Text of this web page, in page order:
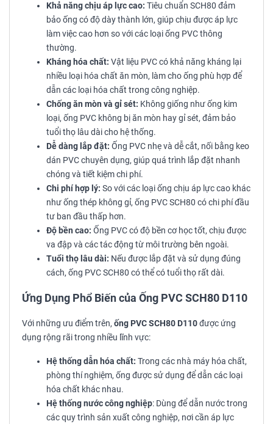
Khả năng chịu áp lực cao: Tiêu chuẩn SCH80 đảm
bảo ống có độ dày thành lớn, giúp chịu được áp lực
làm việc cao hơn so với các loại ống PVC thông
thường.
Kháng hóa chất: Vật liệu PVC có khả năng kháng lại
nhiều loại hóa chất ăn mòn, làm cho ống phù hợp để
dẫn các loại hóa chất trong công nghiệp.
Chống ăn mòn và gỉ sét: Không giống như ống kim
loại, ống PVC không bị ăn mòn hay gỉ sét, đảm bảo
tuổi thọ lâu dài cho hệ thống.
Dễ dàng lắp đặt: Ống PVC nhẹ và dễ cắt, nối bằng keo
dán PVC chuyên dụng, giúp quá trình lắp đặt nhanh
chóng và tiết kiệm chi phí.
Chi phí hợp lý: So với các loại ống chịu áp lực cao khác
như ống thép không gỉ, ống PVC SCH80 có chi phí đầu
tư ban đầu thấp hơn.
Độ bền cao: Ống PVC có độ bền cơ học tốt, chịu được
va đập và các tác động từ môi trường bên ngoài.
Tuổi thọ lâu dài: Nếu được lắp đặt và sử dụng đúng
cách, ống PVC SCH80 có thể có tuổi thọ rất dài.
Ứng Dụng Phổ Biến của Ống PVC SCH80 D110
Với những ưu điểm trên, ống PVC SCH80 D110được ứng
dụng rộng rãi trong nhiều lĩnh vực:
Hệ thống dẫn hóa chất: Trong các nhà máy hóa chất,
phòng thí nghiệm, ống được sử dụng để dẫn các loại
hóa chất khác nhau.
Hệ thống nước công nghiệp: Dùng để dẫn nước trong
các quy trình sản xuất công nghiệp, nơi cần áp lực